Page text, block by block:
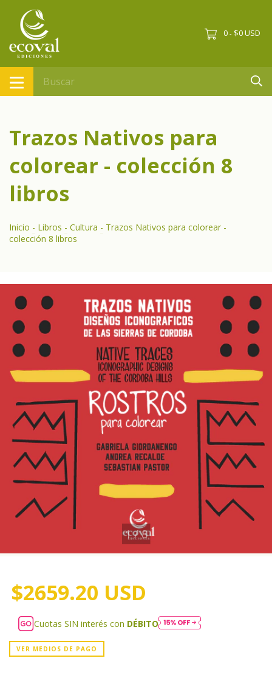
0 - $0 USD
Trazos Nativos para
colorear - colección 8
libros
Inicio - Libros - Cultura - Trazos Nativos para colorear -
colección 8 libros
1/8
$2659.20 USD
Cuotas SIN interés con DÉBITO
VER MEDIOS DE PAGO